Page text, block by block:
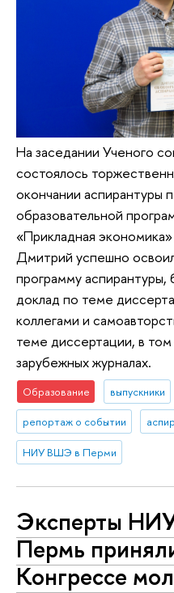
На заседании Ученого
состоялось
окончании аспирантуры
образовательной
«Прикладная
Дмитрий успешно
программу
доклад по теме
коллегами и
теме диссертации, в
зарубежных журналах.
Образование выпускники
репортаж о событии
НИУ ВШЭ в Перми
Эксперты
Пермь
Конгрессе